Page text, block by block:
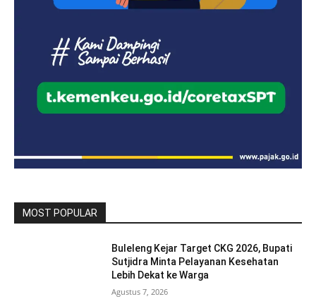
MOST POPULAR
Buleleng Kejar Target CKG 2026, Bupati
Sutjidra Minta Pelayanan Kesehatan
Lebih Dekat ke Warga
Agustus 7, 2026